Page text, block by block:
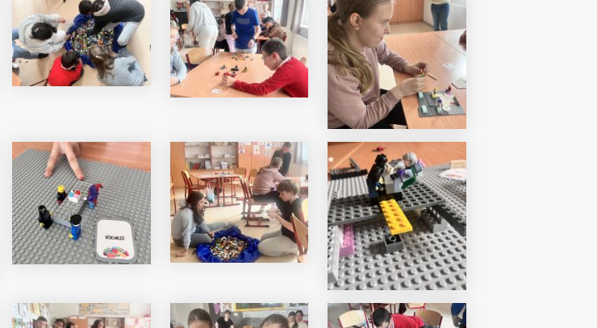
Hatos Ferenc Általános
Iskola és Alapfokú Művészeti
Iskola fiataljainak alkotásait
bemutató képgaléria
2026. július 03.